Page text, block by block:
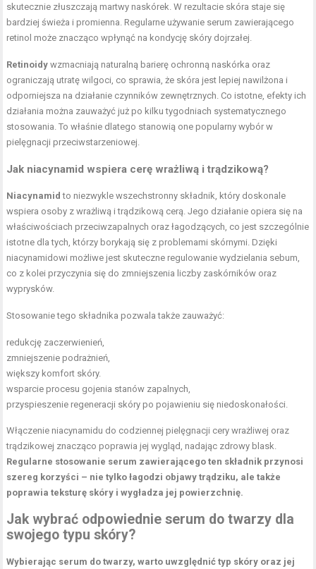
skutecznie złuszczają martwy naskórek. W rezultacie skóra staje się
bardziej świeża i promienna. Regularne używanie serum zawierającego
retinol może znacząco wpłynąć na kondycję skóry dojrzałej.
Retinoidy wzmacniają naturalną barierę ochronną naskórka oraz
ograniczają utratę wilgoci, co sprawia, że skóra jest lepiej nawilżona i
odporniejsza na działanie czynników zewnętrznych. Co istotne, efekty ich
działania można zauważyć już po kilku tygodniach systematycznego
stosowania. To właśnie dlatego stanowią one popularny wybór w
pielęgnacji przeciwstarzeniowej.
Jak niacynamid wspiera cerę wrażliwą i trądzikową?
Niacynamid to niezwykle wszechstronny składnik, który doskonale
wspiera osoby z wrażliwą i trądzikową cerą. Jego działanie opiera się na
właściwościach przeciwzapalnych oraz łagodzących, co jest szczególnie
istotne dla tych, którzy borykają się z problemami skórnymi. Dzięki
niacynamidowi możliwe jest skuteczne regulowanie wydzielania sebum,
co z kolei przyczynia się do zmniejszenia liczby zaskórników oraz
wyprysków.
Stosowanie tego składnika pozwala także zauważyć:
redukcję zaczerwienień,
zmniejszenie podrażnień,
większy komfort skóry.
wsparcie procesu gojenia stanów zapalnych,
przyspieszenie regeneracji skóry po pojawieniu się niedoskonałości.
Włączenie niacynamidu do codziennej pielęgnacji cery wrażliwej oraz
trądzikowej znacząco poprawia jej wygląd, nadając zdrowy blask.
Regularne stosowanie serum zawierającego ten składnik przynosi
szereg korzyści – nie tylko łagodzi objawy trądziku, ale także
poprawia teksturę skóry i wygładza jej powierzchnię.
Jak wybrać odpowiednie serum do twarzy dla
swojego typu skóry?
Wybierając serum do twarzy, warto uwzględnićtyp skóry oraz jej